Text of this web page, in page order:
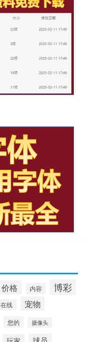
价格 内容 博彩
在线 宠物
您的 摄像头